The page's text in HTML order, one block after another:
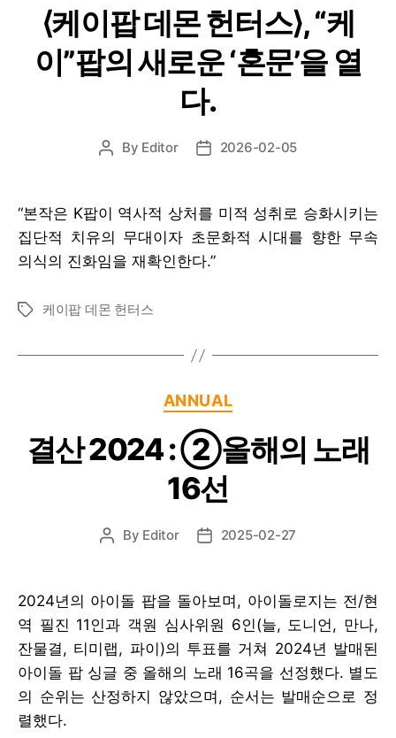
⟨케이팝 데몬 헌터스⟩, “케
이”팝의 새로운 ‘혼문’을 열
다.
Post
By Editor
Post2026-02-05
“본작은 K팝이 역사적 상처를 미적 성취로 승화시키는
집단적 치유의 무대이자 초문화적 시대를 향한 무속
의식의 진화임을 재확인한다.”
Tags케이팝 데몬 헌터스
Categories
ANNUAL
결산 2024 : ②올해의 노래
16선
Post
By Editor
Post2025-02-27
2024년의 아이돌 팝을 돌아보며, 아이돌로지는 전/현
역 필진 11인과 객원 심사위원 6인(늘, 도니언, 만나,
잔물결, 티미랩, 파이)의 투표를 거쳐 2024년 발매된
아이돌 팝 싱글 중 올해의 노래 16곡을 선정했다. 별도
의 순위는 산정하지 않았으며, 순서는 발매순으로 정
렬했다.